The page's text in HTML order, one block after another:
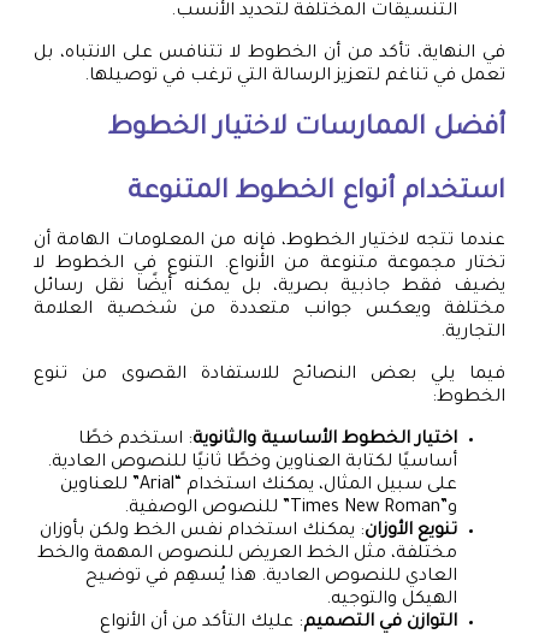
التنسيقات المختلفة لتحديد الأنسب.
في النهاية، تأكد من أن الخطوط لا تتنافس على الانتباه، بل
تعمل في تناغم لتعزيز الرسالة التي ترغب في توصيلها.
أفضل الممارسات لاختيار الخطوط
استخدام أنواع الخطوط المتنوعة
عندما تتجه لاختيار الخطوط، فإنه من المعلومات الهامة أن
تختار مجموعة متنوعة من الأنواع. التنوع في الخطوط لا
يضيف فقط جاذبية بصرية، بل يمكنه أيضًا نقل رسائل
مختلفة ويعكس جوانب متعددة من شخصية العلامة
التجارية.
فيما يلي بعض النصائح للاستفادة القصوى من تنوع
الخطوط:
اختيار الخطوط الأساسية والثانوية: استخدم خطًا
أساسيًا لكتابة العناوين وخطًا ثانيًا للنصوص العادية.
على سبيل المثال، يمكنك استخدام “Arial” للعناوين
و”Times New Roman” للنصوص الوصفية.
تنويع الأوزان: يمكنك استخدام نفس الخط ولكن بأوزان
مختلفة، مثل الخط العريض للنصوص المهمة والخط
العادي للنصوص العادية. هذا يُسهِم في توضيح
الهيكل والتوجيه.
التوازن في التصميم: عليك التأكد من أن الأنواع